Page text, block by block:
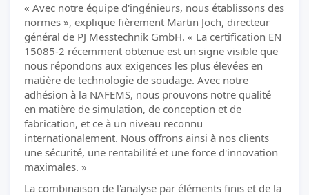
« Avec notre équipe d'ingénieurs, nous établissons des
normes », explique fièrement Martin Joch, directeur
général de PJ Messtechnik GmbH. « La certification EN
15085-2 récemment obtenue est un signe visible que
nous répondons aux exigences les plus élevées en
matière de technologie de soudage. Avec notre
adhésion à la NAFEMS, nous prouvons notre qualité
en matière de simulation, de conception et de
fabrication, et ce à un niveau reconnu
internationalement. Nous offrons ainsi à nos clients
une sécurité, une rentabilité et une force d'innovation
maximales. »
La combinaison de l'analyse par éléments finis et de la